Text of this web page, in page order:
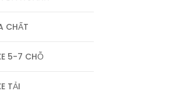
CHẤT
5-7 CHỖ
TẢI